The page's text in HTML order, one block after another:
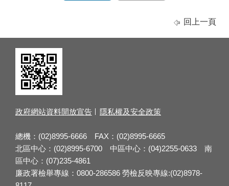
回上一頁
政府網站資料開放宣告 隱私權及安全政策
總機：(02)8995-6666 FAX：(02)8995-6665
北區中心：(02)8995-6700 中區中心：(04)2255-0633 南
區中心：(07)235-4861
廉政署檢舉專線：0800-286586 勞檢反映專線:(02)8978-